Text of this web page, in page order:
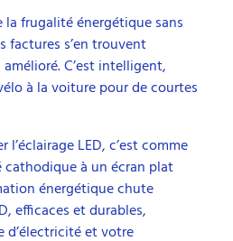
frugalité énergétique sans
factures s’en trouvent
C’est intelligent,
à la voiture pour de courtes
l’éclairage LED, c’est comme
cathodique à un écran plat
énergétique chute
efficaces et durables,
d’électricité et votre